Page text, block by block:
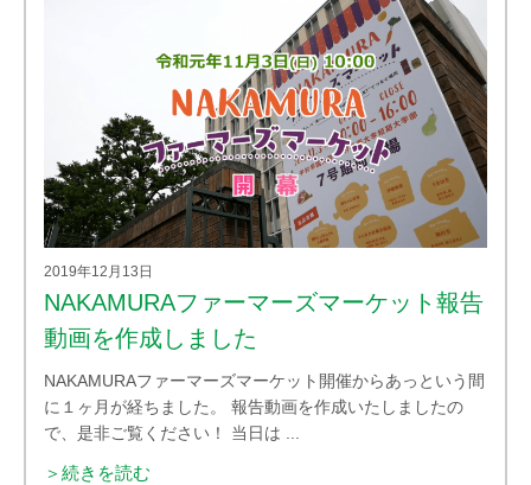
2019年12月13日
NAKAMURAファーマーズマーケット報告
動画を作成しました
NAKAMURAファーマーズマーケット開催からあっという間
に１ヶ月が経ちました。 報告動画を作成いたしましたの
で、是非ご覧ください！ 当日は ...
＞続きを読む